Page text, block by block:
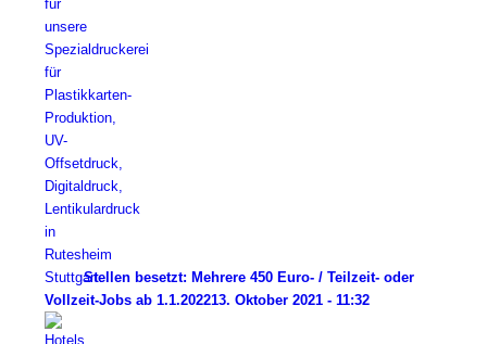
Stellen besetzt: Mehrere 450 Euro- / Teilzeit- oder
Vollzeit-Jobs ab 1.1.202213. Oktober 2021 - 11:32